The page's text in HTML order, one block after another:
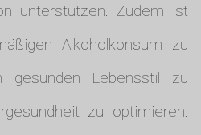
unterstützen. Zudem ist
Alkoholkonsum zu
gesunden Lebensstil zu
zu optimieren.